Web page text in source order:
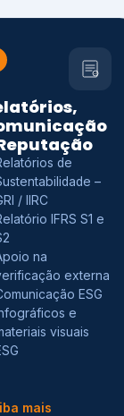
de
–
/ IIRC
IFRS S1 e
na
externa
ESG
e
visuais
mais